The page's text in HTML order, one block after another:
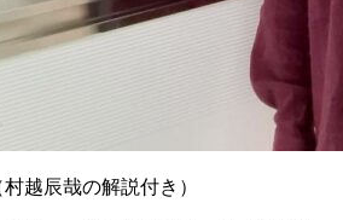
越辰哉の解説付き）